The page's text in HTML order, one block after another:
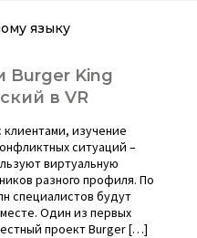
языку
Burger King
в VR
изучение
ситуаций –
виртуальную
разного профиля. По
специалистов будут
Один из первых
проект Burger […]